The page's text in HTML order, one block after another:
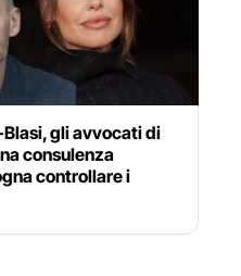
gli avvocati di
consulenza
controllare i